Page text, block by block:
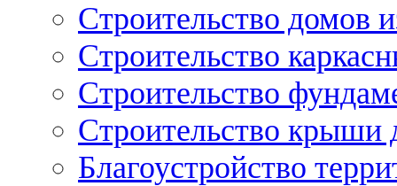
Строительство домов
Строительство
Строительство
Строительство крыши
Благоустройство